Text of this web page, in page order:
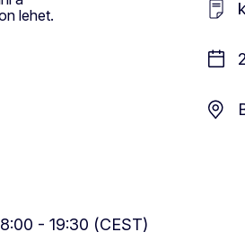
lehet.
- 19:30 (CEST)